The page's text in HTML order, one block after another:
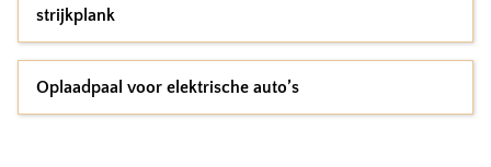
strijkplank
Oplaadpaal voor elektrische auto’s